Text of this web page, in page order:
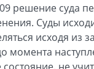
решение суда
Суды
исходя из